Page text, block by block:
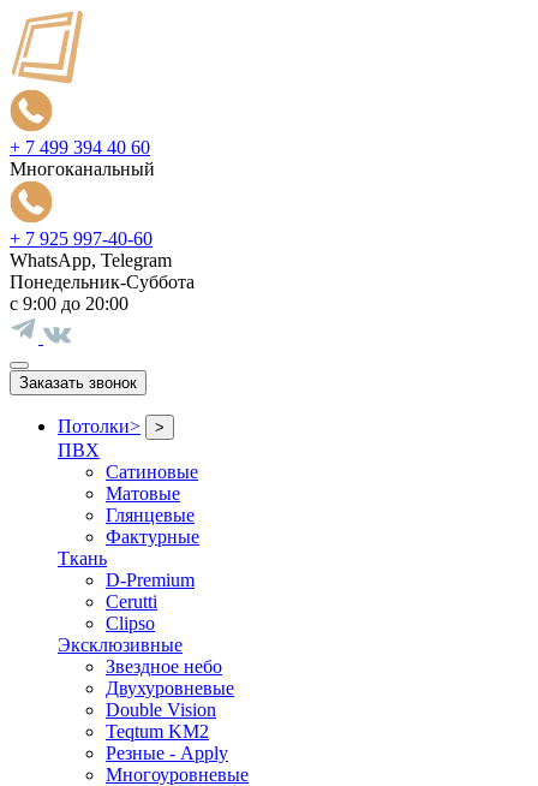
+ 7 499 394 40 60
Многоканальный
+ 7 925 997-40-60
WhatsApp, Telegram
Понедельник-Суббота
с 9:00 до 20:00
Заказать звонок
Потолки> >
ПВХ
Сатиновые
Матовые
Глянцевые
Фактурные
Ткань
D-Premium
Cerutti
Clipso
Эксклюзивные
Звездное небо
Двухуровневые
Double Vision
Teqtum KM2
Резные - Apply
Многоуровневые